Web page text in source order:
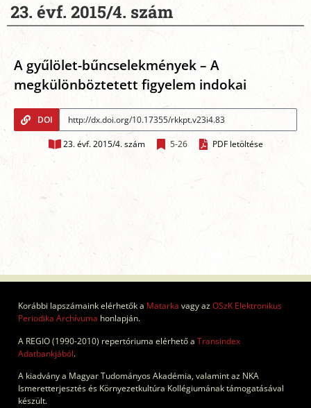
23. évf. 2015/4. szám
A gyűlölet-bűncselekmények – A
megkülönböztetett figyelem indokai
DOI
23. évf. 2015/4. szám 5-26 PDF letöltése
Korábbi lapszámaink elérhetők a Matarka vagy azOSzK Elektronikus
Periodika Archívuma honlapján.
A REGIO (1990-2010) repertóriuma elérhető a Transindex
Adatbankjából.
A kiadvány a Magyar Tudományos Akadémia, valamint az NKA
Ismeretterjesztés és Környezetkultúra Kollégiumának támogatásával
készült.